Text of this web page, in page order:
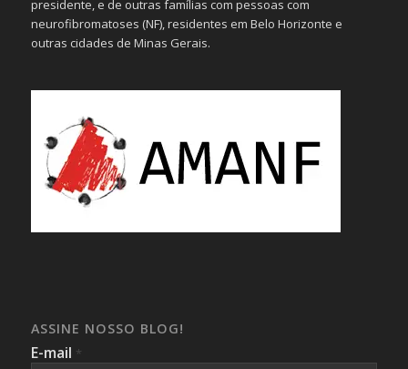
presidente, e de outras famílias com pessoas com
neurofibromatoses (NF), residentes em Belo Horizonte e
outras cidades de Minas Gerais.
ASSINE NOSSO BLOG!
E-mail *